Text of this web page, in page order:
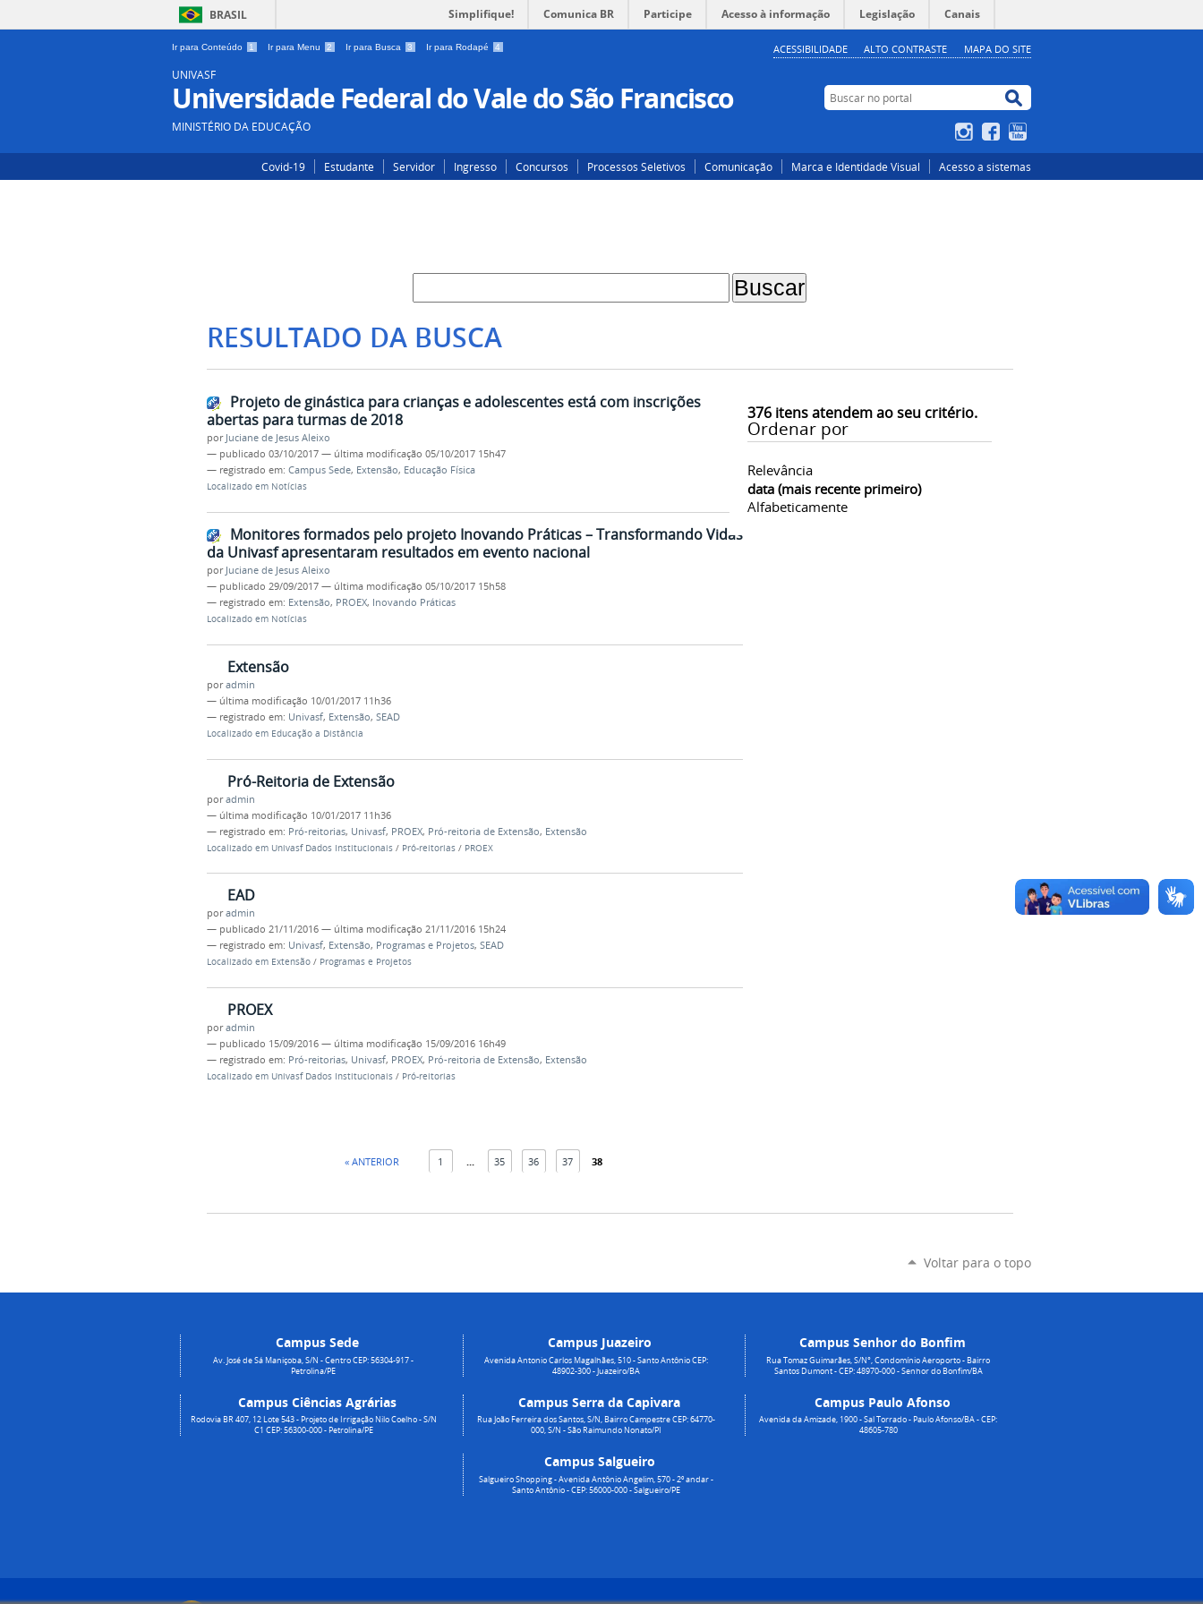
BRASIL Simplifique! Comunica BR Participe Acesso à informação Legislação Canais
Ir para Conteúdo 1 Ir para Menu 2 Ir para Busca 3 Ir para Rodapé 4 ACESSIBILIDADE ALTO CONTRASTE MAPA DO SITE
UNIVASF
Universidade Federal do Vale do São Francisco
MINISTÉRIO DA EDUCAÇÃO
Buscar no portal
Buscar no portal
InstagramFacebook
Covid-19 Estudante Servidor Ingresso Concursos Processos Seletivos Comunicação Marca e Identidade Visual Acesso a sistemas
RESULTADO DA BUSCA
376itens atendem ao seu critério.
Ordenar por
Relevância
data (mais recente primeiro)
Alfabeticamente
Projeto de ginástica para crianças e adolescentes está com inscrições
abertas para turmas de 2018
por Juciane de Jesus Aleixo
— publicado 03/10/2017 — última modificação 05/10/2017 15h47
— registrado em: Campus Sede, Extensão, Educação Física
Localizado em Notícias
Monitores formados pelo projeto Inovando Práticas – Transformando Vidas
da Univasf apresentaram resultados em evento nacional
por Juciane de Jesus Aleixo
— publicado 29/09/2017 — última modificação 05/10/2017 15h58
— registrado em: Extensão, PROEX, Inovando Práticas
Localizado em Notícias
Extensão
poradmin
— última modificação 10/01/2017 11h36
— registrado em: Univasf, Extensão, SEAD
Localizado em Educação a Distância
Pró-Reitoria de Extensão
poradmin
— última modificação 10/01/2017 11h36
— registrado em: Pró-reitorias, Univasf, PROEX, Pró-reitoria de Extensão, Extensão
Localizado em Univasf Dados Institucionais / Pró-reitorias / PROEX
EAD
poradmin
— publicado 21/11/2016 — última modificação 21/11/2016 15h24
— registrado em: Univasf, Extensão, Programas e Projetos, SEAD
Localizado em Extensão / Programas e Projetos
PROEX
poradmin
— publicado 15/09/2016 — última modificação 15/09/2016 16h49
— registrado em: Pró-reitorias, Univasf, PROEX, Pró-reitoria de Extensão, Extensão
Localizado em Univasf Dados Institucionais / Pró-reitorias
« ANTERIOR 1 ... 35 36 37 38
Voltar para o topo
Campus Sede
Av. José de Sá Maniçoba, S/N - Centro CEP: 56304-917 -
Petrolina/PE
Campus Ciências Agrárias
Rodovia BR 407, 12 Lote 543 - Projeto de Irrigação Nilo Coelho - S/N
C1 CEP: 56300-000 - Petrolina/PE
Campus Juazeiro
Avenida Antonio Carlos Magalhães, 510 - Santo Antônio CEP:
48902-300 - Juazeiro/BA
Campus Serra da Capivara
Rua João Ferreira dos Santos, S/N, Bairro Campestre CEP: 64770-
000, S/N - São Raimundo Nonato/PI
Campus Salgueiro
Salgueiro Shopping - Avenida Antônio Angelim, 570 - 2º andar -
Santo Antônio - CEP: 56000-000 - Salgueiro/PE
Campus Senhor do Bonfim
Rua Tomaz Guimarães, S/N°, Condomínio Aeroporto - Bairro
Santos Dumont - CEP: 48970-000 - Senhor do Bonfim/BA
Campus Paulo Afonso
Avenida da Amizade, 1900 - Sal Torrado - Paulo Afonso/BA - CEP:
48605-780